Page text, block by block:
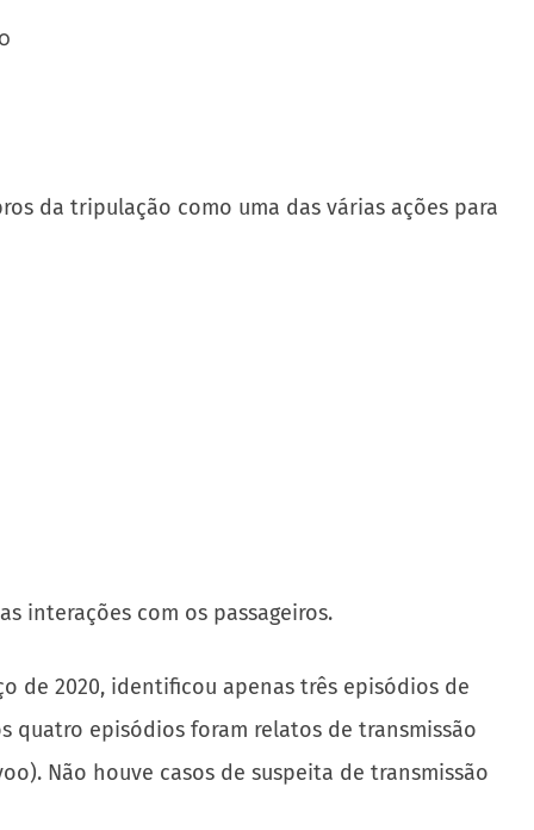
da tripulação como uma das várias ações para
interações com os passageiros.
de 2020, identificou apenas três episódios de
quatro episódios foram relatos de transmissão
Não houve casos de suspeita de transmissão